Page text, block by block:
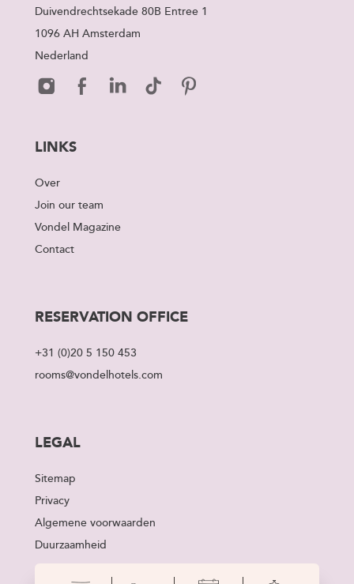
Duivendrechtsekade 80B Entree 1
1096 AH Amsterdam
Nederland
LINKS
Over
Join our team
Vondel Magazine
Contact
RESERVATION OFFICE
+31 (0)20 5 150 453
rooms@vondelhotels.com
LEGAL
Sitemap
Privacy
Algemene voorwaarden
Duurzaamheid